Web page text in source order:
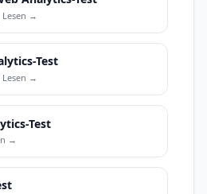
→
Test
→
Test
→